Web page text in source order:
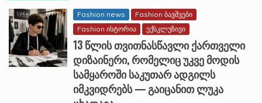
Fashion news
Fashion ბავშვები
Fashion ისტორია
ექსკლუზივი
13 წლის თვითნასწავლი ქართველი
დიზაინერი, რომელიც უკვე მოდის
სამყაროში საკუთარ ადგილს
იმკვიდრებს — გაიცანით ლუკა